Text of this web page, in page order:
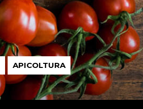
APICOLTURA